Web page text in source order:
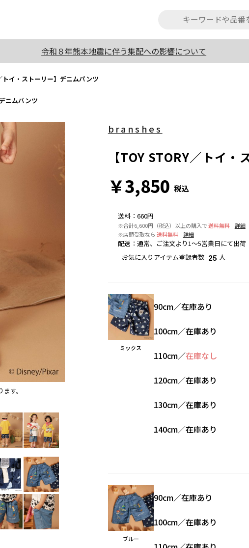
令和８年熊本地震に伴う集配への影響について
トイ・ストーリー】デニムパンツ
ニムパンツ
す。
送料： 660円
※合計6,600円（税込）以上の購入で送料無料
詳細
※店頭受取なら 送料無料 詳細
配送 ： 通常、ご注文より1～5営業日にて出荷
お気に入りアイテム登録者数 25 人
branshes
【TOY STORY／トイ
￥3,850 税込
ミックス
90cm／在庫あり
100cm／在庫あり
110cm／在庫なし
120cm／在庫あり
130cm／在庫あり
140cm／在庫あり
ブルー
90cm／在庫あり
100cm／在庫あり